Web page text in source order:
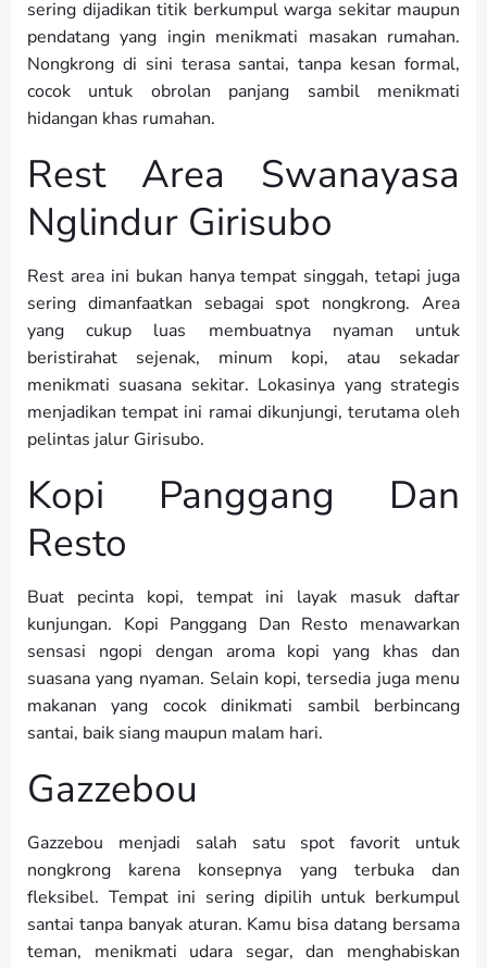
sering dijadikan titik berkumpul warga sekitar maupun
pendatang yang ingin menikmati masakan rumahan.
Nongkrong di sini terasa santai, tanpa kesan formal,
cocok untuk obrolan panjang sambil menikmati
hidangan khas rumahan.
Rest Area Swanayasa
Nglindur Girisubo
Rest area ini bukan hanya tempat singgah, tetapi juga
sering dimanfaatkan sebagai spot nongkrong. Area
yang cukup luas membuatnya nyaman untuk
beristirahat sejenak, minum kopi, atau sekadar
menikmati suasana sekitar. Lokasinya yang strategis
menjadikan tempat ini ramai dikunjungi, terutama oleh
pelintas jalur Girisubo.
Kopi Panggang Dan
Resto
Buat pecinta kopi, tempat ini layak masuk daftar
kunjungan. Kopi Panggang Dan Resto menawarkan
sensasi ngopi dengan aroma kopi yang khas dan
suasana yang nyaman. Selain kopi, tersedia juga menu
makanan yang cocok dinikmati sambil berbincang
santai, baik siang maupun malam hari.
Gazzebou
Gazzebou menjadi salah satu spot favorit untuk
nongkrong karena konsepnya yang terbuka dan
fleksibel. Tempat ini sering dipilih untuk berkumpul
santai tanpa banyak aturan. Kamu bisa datang bersama
teman, menikmati udara segar, dan menghabiskan